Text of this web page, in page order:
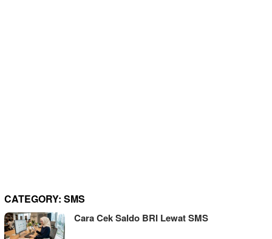
CATEGORY: SMS
Cara Cek Saldo BRI Lewat SMS